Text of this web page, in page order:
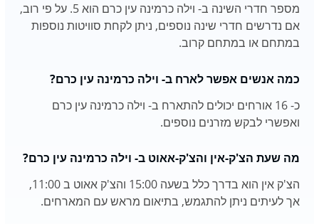
מספר חדרי השינה ב- וילה כרמינה עין כרם הוא 5. על פי רוב,
אם נדרשים חדרי שינה נוספים, ניתן לקחת סוויטות נוספות
במתחם או במתחם קרוב.
כמה אנשים אפשר לארח ב- וילה כרמינה עין כרם?
כ- 16 אורחים יכולים להתארח ב- וילה כרמינה עין כרם
ואפשרי לבקש מזרנים נוספים.
מה שעת הצ'ק-אין והצ'ק-אאוט ב- וילה כרמינה עין כרם?
הצ'ק אין הוא בדרך כלל בשעה 15:00 והצ'ק אאוט ב 11:00,
אך לעיתים ניתן להתגמש, בתיאום מראש עם המארחים.